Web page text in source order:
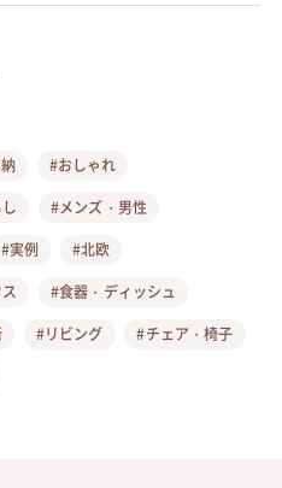
#おしゃれ
#メンズ・男性
#実例
#北欧
#食器・ディッシュ
#リビング
#チェア・椅子